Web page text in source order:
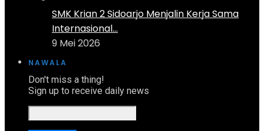
SMK Krian 2 Sidoarjo Menjalin Kerja Sama
Internasional...
9 Mei 2026
NAWALA
Don't miss a thing!
Sign up to receive daily news